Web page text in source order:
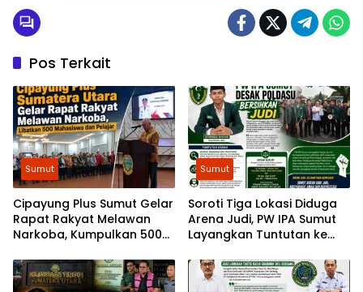
Pos Terkait
Sumut
Cipayung Plus Sumut Gelar
Rapat Rakyat Melawan
Narkoba, Kumpulkan 500
Sumut
Soroti Tiga Lokasi Diduga
Arena Judi, PW IPA Sumut
Layangkan Tuntutan ke